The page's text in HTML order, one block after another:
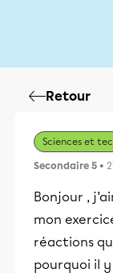
Retour
Sciences et
Secondaire 5 •
Bonjour ,
mon
réactions
pourquoi il